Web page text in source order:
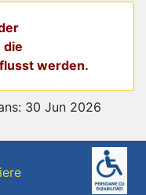
die
werden.
30 Jun 2026